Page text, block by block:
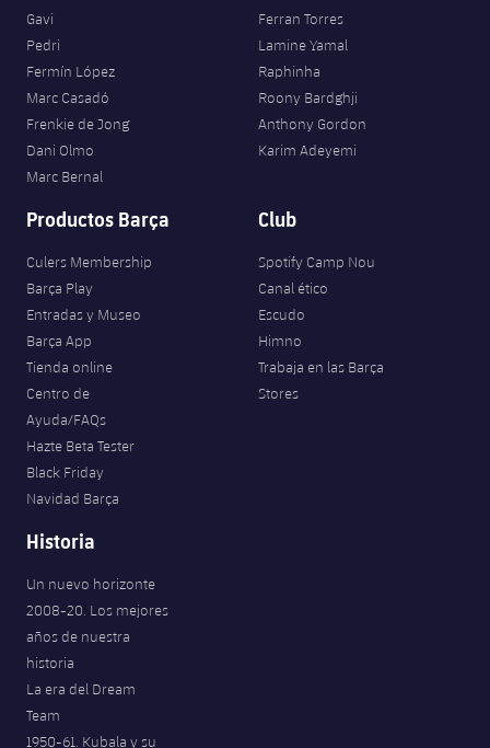
Gavi
Pedri
Fermín López
Marc Casadó
Frenkie de Jong
Dani Olmo
Marc Bernal
Ferran Torres
Lamine Yamal
Raphinha
Roony Bardghji
Anthony Gordon
Karim Adeyemi
Productos Barça
Culers Membership
Barça Play
Entradas y Museo
Barça App
Tienda online
Centro de
Ayuda/FAQs
Hazte Beta Tester
Black Friday
Navidad Barça
Club
Spotify Camp Nou
Canal ético
Escudo
Himno
Trabaja en las Barça
Stores
Historia
Un nuevo horizonte
2008-20. Los mejores
años de nuestra
historia
La era del Dream
Team
1950-61. Kubala y su